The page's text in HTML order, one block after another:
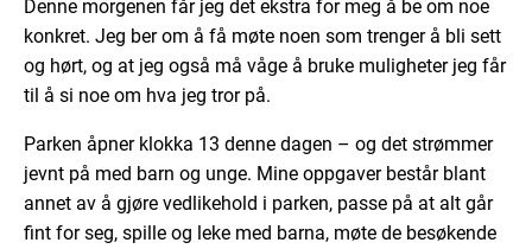
Denne morgenen får jeg det ekstra for meg å be om noe
konkret. Jeg ber om å få møte noen som trenger å bli sett
og hørt, og at jeg også må våge å bruke muligheter jeg får
til å si noe om hva jeg tror på.
Parken åpner klokka 13 denne dagen – og det strømmer
jevnt på med barn og unge. Mine oppgaver består blant
annet av å gjøre vedlikehold i parken, passe på at alt går
fint for seg, spille og leke med barna, møte de besøkende